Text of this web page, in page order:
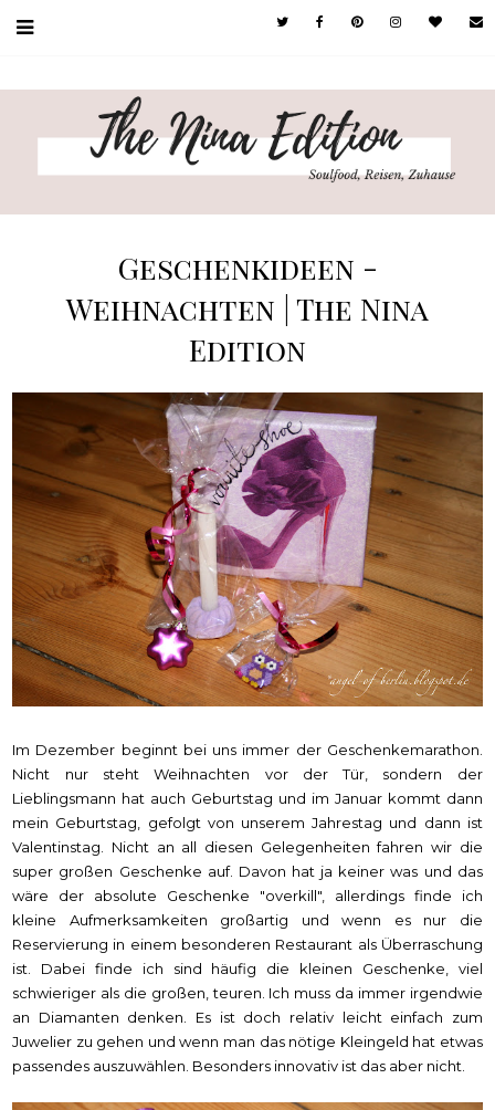
Geschenkideen -
Weihnachten | The Nina
Edition
Im Dezember beginnt bei uns immer der Geschenkemarathon.
Nicht nur steht Weihnachten vor der Tür, sondern der
Lieblingsmann hat auch Geburtstag und im Januar kommt dann
mein Geburtstag, gefolgt von unserem Jahrestag und dann ist
Valentinstag. Nicht an all diesen Gelegenheiten fahren wir die
super großen Geschenke auf. Davon hat ja keiner was und das
wäre der absolute Geschenke "overkill", allerdings finde ich
kleine Aufmerksamkeiten großartig und wenn es nur die
Reservierung in einem besonderen Restaurant als Überraschung
ist. Dabei finde ich sind häufig die kleinen Geschenke, viel
schwieriger als die großen, teuren. Ich muss da immer irgendwie
an Diamanten denken. Es ist doch relativ leicht einfach zum
Juwelier zu gehen und wenn man das nötige Kleingeld hat etwas
passendes auszuwählen. Besonders innovativ ist das aber nicht.